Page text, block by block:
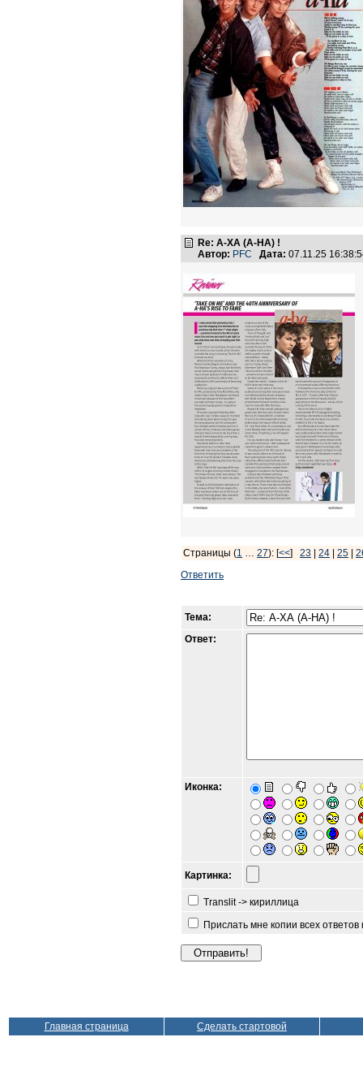
Re: А-ХА (A-HA) !
Автор: PFC Дата: 07.11.25
Страницы (1 … 27): [<<] 23 24 25
Ответить
Тема:
Ответ:
Иконка:
Картинка:
Translit -> кириллица
Прислать мне копии всех
Главная страница Сделать стартовой